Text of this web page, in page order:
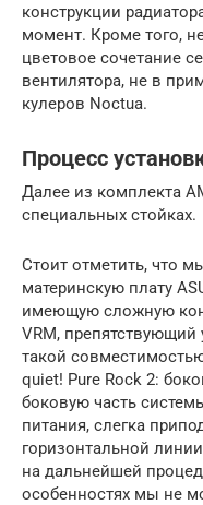
конструкции
момент. Кроме того,
цветовое сочетание
вентилятора, не в
кулеров Noctua.
Процесс
Далее из комплекта
специальных стойках.
Стоит отметить, что
материнскую плату
имеющую сложную
VRM, препятствующий
такой
quiet! Pure Rock 2:
боковую часть
питания, слегка
горизонтальной
на дальнейшей
особенностях мы не